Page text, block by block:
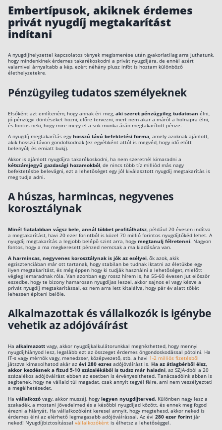
Blog
Rólunk
Kapcsolat
Karrier
Befektetési alapok
TBSZ számla
Gyermek megtakarítás
Lakástakarék
Hitel
Vállalkozói hitel
Szabad felhasználású hitel
Lakáshitel
Hitelkiváltás
Babaváró hitel
Vagyonbiztosítások
Casco
Utasbiztosítás
Lakásbiztosítás: válaszok az 50 leggyakoribb
Embertípusok, akiknek érdemes
privát nyugdíj megtakarítást
indítani
A nyugdíjhelyzettel kapcsolatos tények megismerése után gyakorlatilag arra juthatunk,
hogy mindenkinek érdemes takarékoskodni a privát nyugdíjára, de ennél azért
valamivel árnyaltabb a kép, ezért néhány plusz infót is hoztam különböző
élethelyzetekre.
Pénzügyileg tudatos személyeknek
Elsőként azt említeném, hogy annak éri meg, aki szeret pénzügyileg tudatosan élni,
jó pénzügyi döntéseket hozni, előre tervezni, mert nem akar a máról a holnapra élni,
és fontos neki, hogy mire megy el a sok munka árán megtakarított pénze.
A nyugdíj megtakarítás egy hosszú távú befektetési forma, amely azoknak ajánlott,
akik hosszú távon gondolkodnak (ez egyébként attól is megvéd, hogy idő előtt
belenyúlj és emiatt bukj).
Akkor is ajánlott nyugdíjra takarékoskodni, ha nem szeretnél kimaradni a
kétszámjegyű gazdasági hozamokból , de nincs több tíz milliód más nagy
befektetésbe belevágni, ezt a lehetőséget egy jól kiválasztott nyugdíj megtakarítás is
meg tudja adni.
A húszas, harmincas, negyvenes
korosztálynak
Minél fiatalabban vágsz bele, annál többet profitálhatsz, például 20 évesen indítva
a megtakarítást, havi 20 ezer forintból is közel 70 millió forintos nyugdíjtőkéd lehet. A
nyugdíj megtakarítás a legjobb belépő szint arra, hogy megtanulj félretenni. Nagyon
fontos, hogy a ma megkeresett pénzed nemcsak a ma kiadására van.
A harmincas, negyvenes korosztálynak is jók az esélyei, ők azok, akik
egzisztenciában már ott tartanak, hogy stabilan be tudnak iktatni az életükbe egy
ilyen megtakarítást, és még éppen hogy ki tudják használni a lehetőséget, mielőtt
végleg lemaradnak róla. Van azonban egy rossz hírem is, ha 55-60 évesen jut először
eszedbe, hogy te bizony hamarosan nyugdíjas leszel, akkor sajnos el vagy késve a
privát nyugdíj megtakarítással, ez nem arra lett kitalálva, hogy pár év alatt tőkét
lehessen építeni belőle.
Alkalmazottak és vállalkozók is igénybe
vehetik az adójóváírást
Ha alkalmazott vagy, akkor nyugdíjkalkulátorunkkal megnézhetted, hogy mennyi
nyugdíjhiányod lesz, legalább ezt az összeget érdemes öngondoskodással pótolni. Ha
IT-s vagy mérnök vagy, menedzser, középvezető, stb. a havi 1-2 milliós fizetésből
játszva kimaxolhatod akár az évi 280 ezres adójóváírást is. Ha az átlagbérből élsz,
akkor kezdésnek a fizud 5-10 százalékából is tudsz már haladni, az SZJA-dból a 20
százalékos adójóváírást ebben az esetben is érvényesítheted. Tanácsadóink abban is
segítenek, hogy ne vállald túl magadat, csak annyit tegyél félre, ami nem veszélyezteti
a megélhetésedet.
Ha vállalkozó vagy, akkor muszáj, hogy legyen nyugdíjterved. Különben nagy lesz a
szakadék, a mostani jövedelmed és a későbbi nyugdíjad között, és ennek meg fogod
érezni a hiányát. Ha vállalkozóként keresel annyit, hogy megtehesd, akkor neked is
érdemes élni az elérhető legmagasabb adójóváírással. Az évi 280 ezer forint jár
neked! Nyugdíjbiztosítással vállalkozóként is élhetsz a lehetőséggel.